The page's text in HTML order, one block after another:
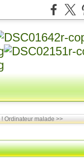
! Ordinateur malade >>